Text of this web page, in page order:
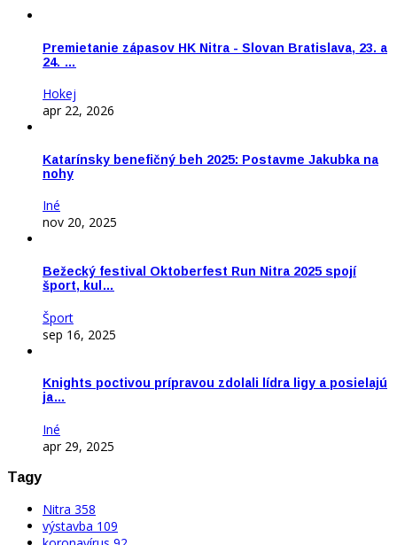
Premietanie zápasov HK Nitra - Slovan Bratislava, 23. a
24. …
Hokej
apr 22, 2026
Katarínsky benefičný beh 2025: Postavme Jakubka na
nohy
Iné
nov 20, 2025
Bežecký festival Oktoberfest Run Nitra 2025 spojí
šport, kul…
Šport
sep 16, 2025
Knights poctivou prípravou zdolali lídra ligy a posielajú
ja…
Iné
apr 29, 2025
Tagy
Nitra 358
výstavba 109